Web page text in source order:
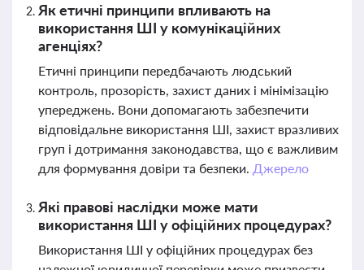
Як етичні принципи впливають на
використання ШІ у комунікаційних
агенціях?
Етичні принципи передбачають людський
контроль, прозорість, захист даних і мінімізацію
упереджень. Вони допомагають забезпечити
відповідальне використання ШІ, захист вразливих
груп і дотримання законодавства, що є важливим
для формування довіри та безпеки. Джерело
Які правові наслідки може мати
використання ШІ у офіційних процедурах?
Використання ШІ у офіційних процедурах без